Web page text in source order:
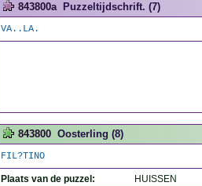
843800a Puzzeltijdschrift. (7)
VA..LA.
843800 Oosterling (8)
FIL?TINO
Plaats van de puzzel:
HUISSEN